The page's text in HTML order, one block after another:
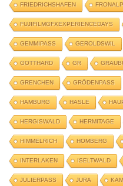
FRIEDRICHSHAFEN
FUJIFILMGFXEXPERIENCEDAYS
GEMMIPASS GEROLDSWIL
GOTTHARD GR
GRENCHEN GRÖDENPASS
HAMBURG HASLE
HERGISWALD HERMITAGE
HIMMELRICH HOMBERG
INTERLAKEN ISELTWALD
JULIERPASS JURA